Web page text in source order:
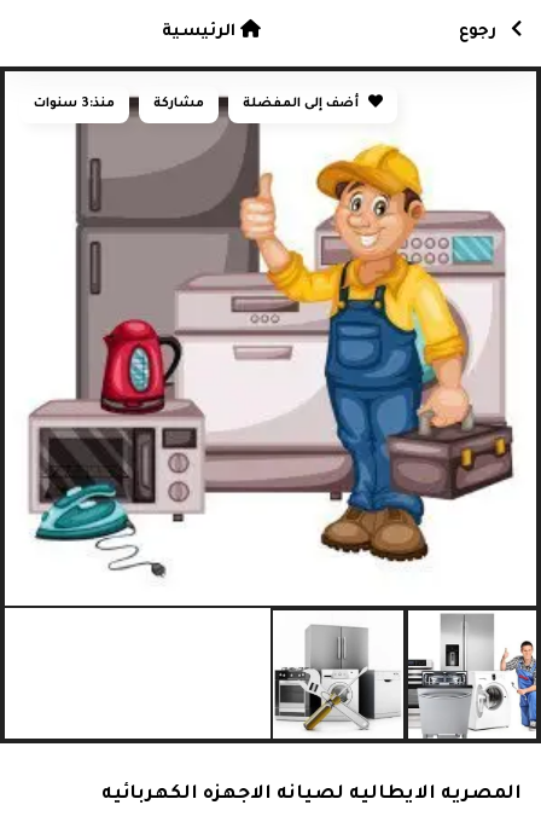
أضف إلى المفضلة مشاركة منذ:3 سنوات
المصريه الايطاليه لصيانه الاجهزه الكهربائيه
رجوع الرئيسية